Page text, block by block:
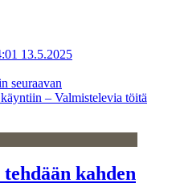
13.5.2025
seuraavan
– Valmistelevia töitä
kahden